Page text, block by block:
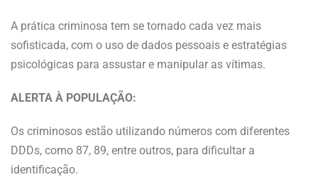
A prática criminosa tem se tornado cada vez mais
sofisticada, com o uso de dados pessoais e estratégias
psicológicas para assustar e manipular as vítimas.
ALERTA À POPULAÇÃO:
Os criminosos estão utilizando números com diferentes
DDDs, como 87, 89, entre outros, para dificultar a
identificação.